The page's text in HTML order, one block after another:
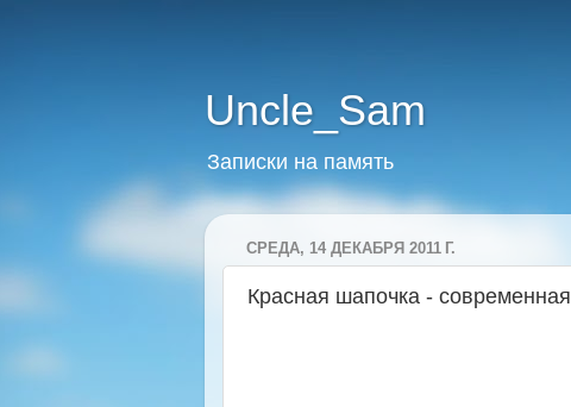
Uncle_Sam
Записки на память
СРЕДА, 14 ДЕКАБРЯ 2011 Г.
Красная шапочка -